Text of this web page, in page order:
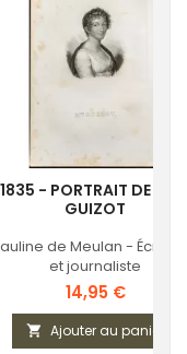
1835 - PORTRAIT DE
GUIZOT
de Meulan -
et journaliste
Prix
14,95 €
 Ajouter au panier